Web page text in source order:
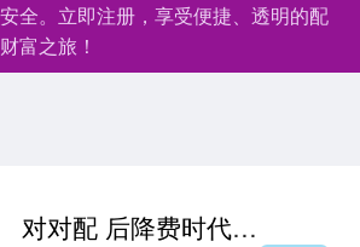
全。立即注册，享受便捷、透明的配
富之旅！
对对配 后降费时代的公募业将走向何方？申万菱信基金陈晓升：四大变化定义2026行业新生态